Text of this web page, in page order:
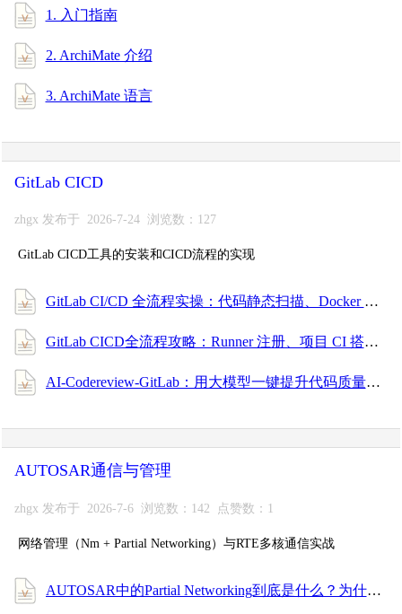
1. 入门指南
2. ArchiMate 介绍
3. ArchiMate 语言
GitLab CICD
zhgx 发布于 2026-7-24 浏览数：127
GitLab CICD工具的安装和CICD流程的实现
GitLab CI/CD 全流程实操：代码静态扫描、Docker 构建、镜像安全扫描与部署（安全合规篇）
GitLab CICD全流程攻略：Runner 注册、项目 CI 搭建、触发规则配置，小白也能上手！
AI-Codereview-GitLab：用大模型一键提升代码质量的自动审查利器
AUTOSAR通信与管理
zhgx 发布于 2026-7-6 浏览数：142 点赞数：1
网络管理（Nm + Partial Networking）与RTE多核通信实战
AUTOSAR中的Partial Networking到底是什么？为什么一辆车睡觉时总有几个ECU醒着？